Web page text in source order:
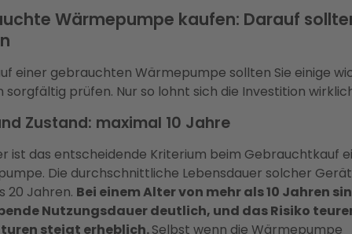
Wärmepumpe kaufen: Darauf
einer gebrauchten Wärmepumpe sollten Sie einige
sorgfältig prüfen. Nur so lohnt sich die Investition
Zustand: maximal 10 Jahre
ist das entscheidende Kriterium beim Gebrauchtkauf
Die durchschnittliche Lebensdauer solcher
20 Jahren. Bei einem Alter von mehr als 10 Jahren
Nutzungsdauer deutlich, und das Risiko
steigt erheblich.Selbst wenn die Wärmepumpe